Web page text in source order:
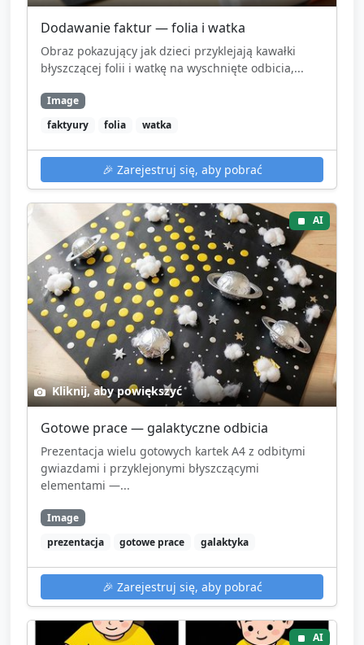
Dodawanie faktur — folia i watka
Obraz pokazujący jak dzieci przyklejają kawałki
błyszczącej folii i watkę na wyschnięte odbicia,...
Image
faktyury
folia watka
🎉 Zarejestruj się, aby pobrać
AI
Kliknij, aby powiększyć
Gotowe prace — galaktyczne odbicia
Prezentacja wielu gotowych kartek A4 z odbitymi
gwiazdami i przyklejonymi błyszczącymi
elementami —...
Image
prezentacja
gotowe prace galaktyka
🎉 Zarejestruj się, aby pobrać
AI